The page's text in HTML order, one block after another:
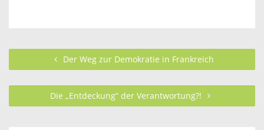
Der Weg zur Demokratie in Frankreich
Die „Entdeckung“ der Verantwortung?!